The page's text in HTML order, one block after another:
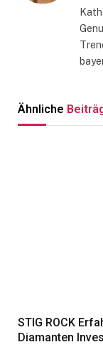
Ähnliche
STIG ROCK
Diamanten